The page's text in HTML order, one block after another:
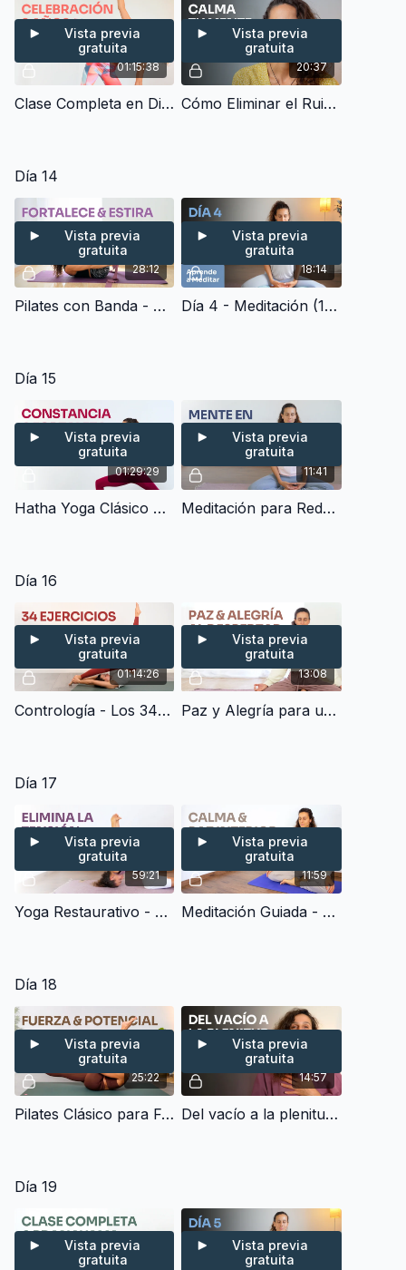
01:15:38
Vista previa
gratuita
Clase Completa en Directo de Hatha Yoga - Celebramos 2 años del Canal de Youtube (50 min)
20:37
Vista previa
gratuita
Cómo Eliminar el Ruido Mental - Charla Completa y Meditación Guiada
Día 14
28:12
Vista previa
gratuita
Pilates con Banda - Brazos y Glúteos + Estiramiento completo (30 min)
18:14
Vista previa
gratuita
Día 4 - Meditación (15 min) | Aprende a Meditar
Día 15
01:29:29
Vista previa
gratuita
Hatha Yoga Clásico para Constancia & Fortaleza Interior (90 min)
11:41
Vista previa
gratuita
Meditación para Reducir Estrés, Ansiedad y Pensamientos Negativos (10 min)
Día 16
01:14:26
Vista previa
gratuita
Contrología - Los 34 Ejercicios Clásicos Originales del Pilates (70 min)
13:08
Vista previa
gratuita
Paz y Alegría para un Nuevo Día - Meditación de la Mañana (10 min)
Día 17
59:21
Vista previa
gratuita
Yoga Restaurativo - Estira Todo El Cuerpo y Elimina Tensión + Pranayama (60 min)
11:59
Vista previa
gratuita
Meditación Guiada - Calma la mente y consigue paz interior (10 min)
Día 18
25:22
Vista previa
gratuita
Pilates Clásico para Fuerza, Poder & Potencial (25 min)
14:57
Vista previa
gratuita
Del vacío a la plenitud - Charla y Meditación
Día 19
Vista previa
gratuita
Vista previa
gratuita